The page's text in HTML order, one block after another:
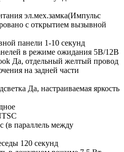
эл.мех.замка(Импульс
с открытием вызывной
панели 1-10 секунд
в режиме ожидания 5В/12В
Да, отдельный желтый провод
на задней части
Да, настраиваемая яркость
(в параллель между
120 секунд